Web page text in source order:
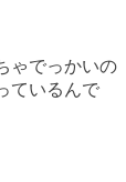
ゃでっかいの
ているんで